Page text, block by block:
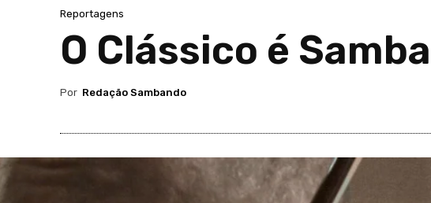
Reportagens
O Clássico é Samba
Por Redação Sambando